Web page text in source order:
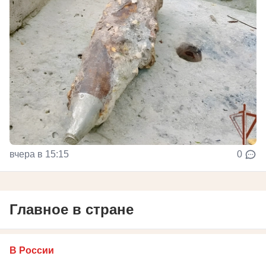
вчера в 15:15 0
Главное в стране
В России